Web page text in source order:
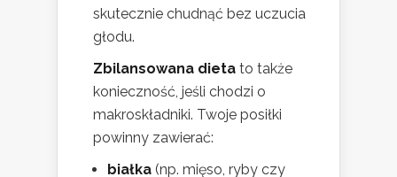
skutecznie chudnąć bez uczucia
głodu.
Zbilansowana dieta to także
konieczność, jeśli chodzi o
makroskładniki. Twoje posiłki
powinny zawierać:
białka (np. mięso, ryby czy